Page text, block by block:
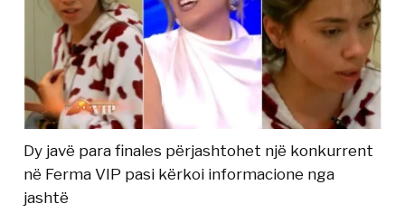
Dy javë para finales përjashtohet një konkurrent
në Ferma VIP pasi kërkoi informacione nga
jashtë